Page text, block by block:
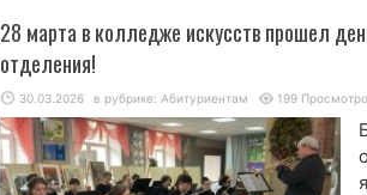
28 марта в колледже искусств прошел
отделения!
30.03.2026 в рубрике: Абитуриентам 199